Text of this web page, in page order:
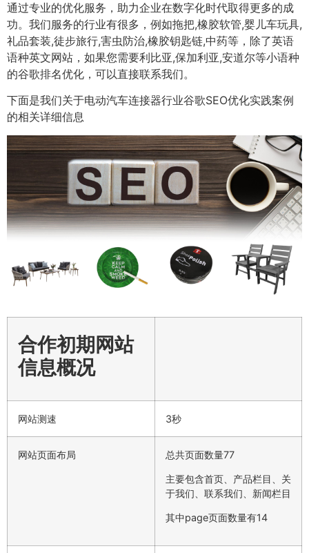
通过专业的优化服务，助力企业在数字化时代取得更多的成
功。我们服务的行业有很多，例如拖把,橡胶软管,婴儿车玩具,
礼品套装,徒步旅行,害虫防治,橡胶钥匙链,中药等，除了英语
语种英文网站，如果您需要利比亚,保加利亚,安道尔等小语种
的谷歌排名优化，可以直接联系我们。
下面是我们关于电动汽车连接器行业谷歌SEO优化实践案例
的相关详细信息
合作初期网站
信息概况
网站测速 3秒
网站页面布局 总共页面数量77
主要包含首页、产品栏目、关
于我们、联系我们、新闻栏目
其中page页面数量有14